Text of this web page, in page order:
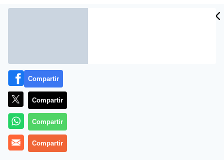
Más información
Compartir
Compartir
Compartir
Compartir